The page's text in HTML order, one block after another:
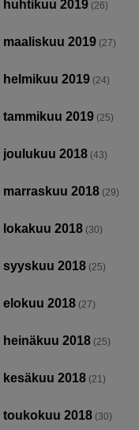
huhtikuu 2019 (26)
maaliskuu 2019 (27)
helmikuu 2019 (24)
tammikuu 2019 (25)
joulukuu 2018 (43)
marraskuu 2018 (29)
lokakuu 2018 (30)
syyskuu 2018 (25)
elokuu 2018 (27)
heinäkuu 2018 (25)
kesäkuu 2018 (21)
toukokuu 2018 (30)